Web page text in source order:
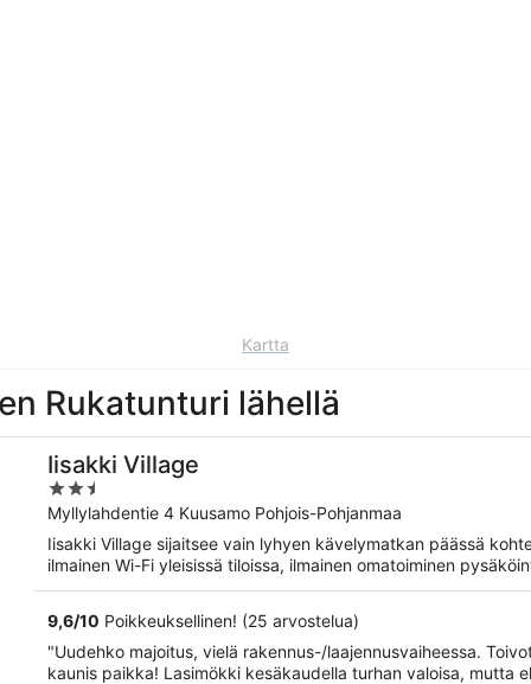
Kartta
Rukatunturi lähellä
Iisakki Village
2.5
out
of
5
Myllylahdentie 4 Kuusamo Pohjois-Pohjanmaa
Iisakki Village sijaitsee vain lyhyen kävelymatkan päässä
ilmainen Wi-Fi yleisissä tiloissa, ilmainen omatoiminen
9,6/10 Poikkeuksellinen! (25 arvostelua)
"Uudehko majoitus, vielä rakennus-/laajennusvaiheessa.
kaunis paikka! Lasimökki kesäkaudella turhan valoisa, mutta